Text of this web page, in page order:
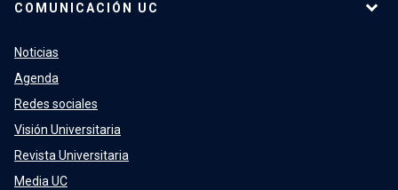
COMUNICACIÓN UC
Noticias
Agenda
Redes sociales
Visión Universitaria
Revista Universitaria
Media UC